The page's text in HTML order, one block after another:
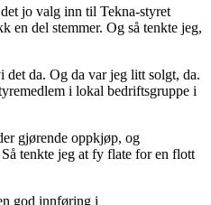
jo valg inn til Tekna-styret
en del stemmer. Og så tenkte jeg,
det da. Og da var jeg litt solgt, da.
i lokal bedriftsgruppe i
gjørende oppkjøp, og
tenkte jeg at fy flate for en flott
god innføring i